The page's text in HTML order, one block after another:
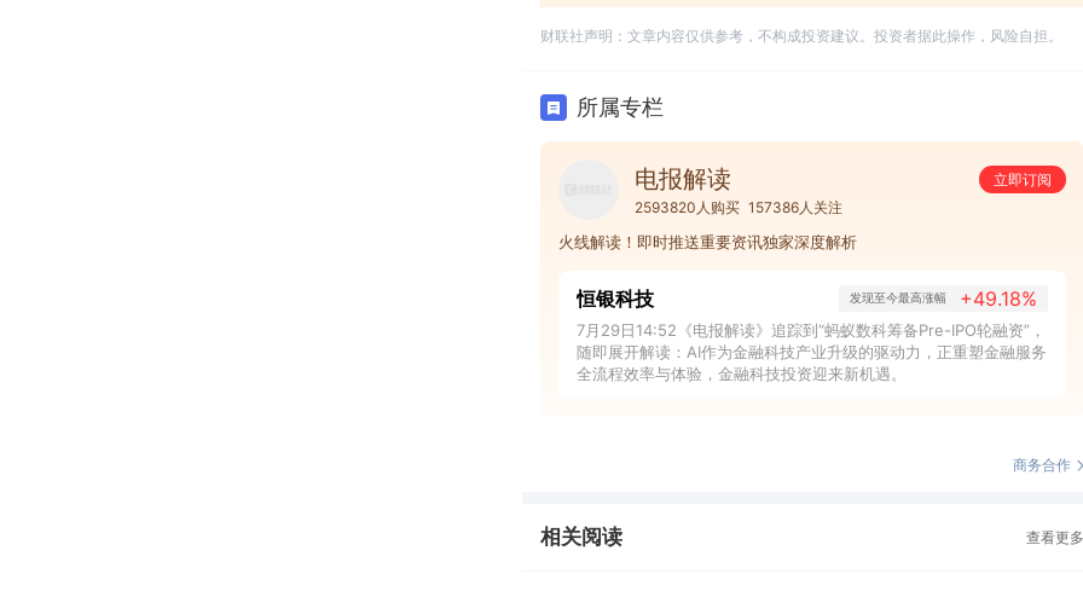
财联社声明：文章内容仅供参考，不构成投资建议。投资者据此操作，风险自担。
所属专栏
电报解读
立即订阅
2593820人购买 157386人关注
火线解读！即时推送重要资讯独家深度解析
恒银科技 发现至今最高涨幅 +49.18%
7月29日14:52《电报解读》追踪到“蚂蚁数科筹备Pre-IPO轮融资”，
随即展开解读：AI作为金融科技产业升级的驱动力，正重塑金融服务
全流程效率与体验，金融科技投资迎来新机遇。
商务合作
相关阅读 查看更多